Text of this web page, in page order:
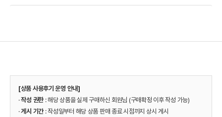
[상품 사용후기 운영 안내]
·작성 권한 : 해당 상품을 실제 구매하신 회원님 (구매확정 이후 작성 가능)
·게시 기간: 작성일부터 해당 상품 판매 종료 시점까지 상시 게시